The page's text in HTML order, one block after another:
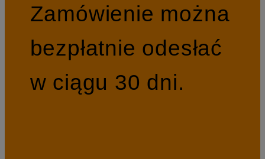
Zamówienie można
bezpłatnie odesłać
w ciągu 30 dni.